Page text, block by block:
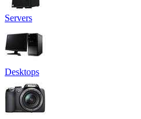
Servers
Desktops